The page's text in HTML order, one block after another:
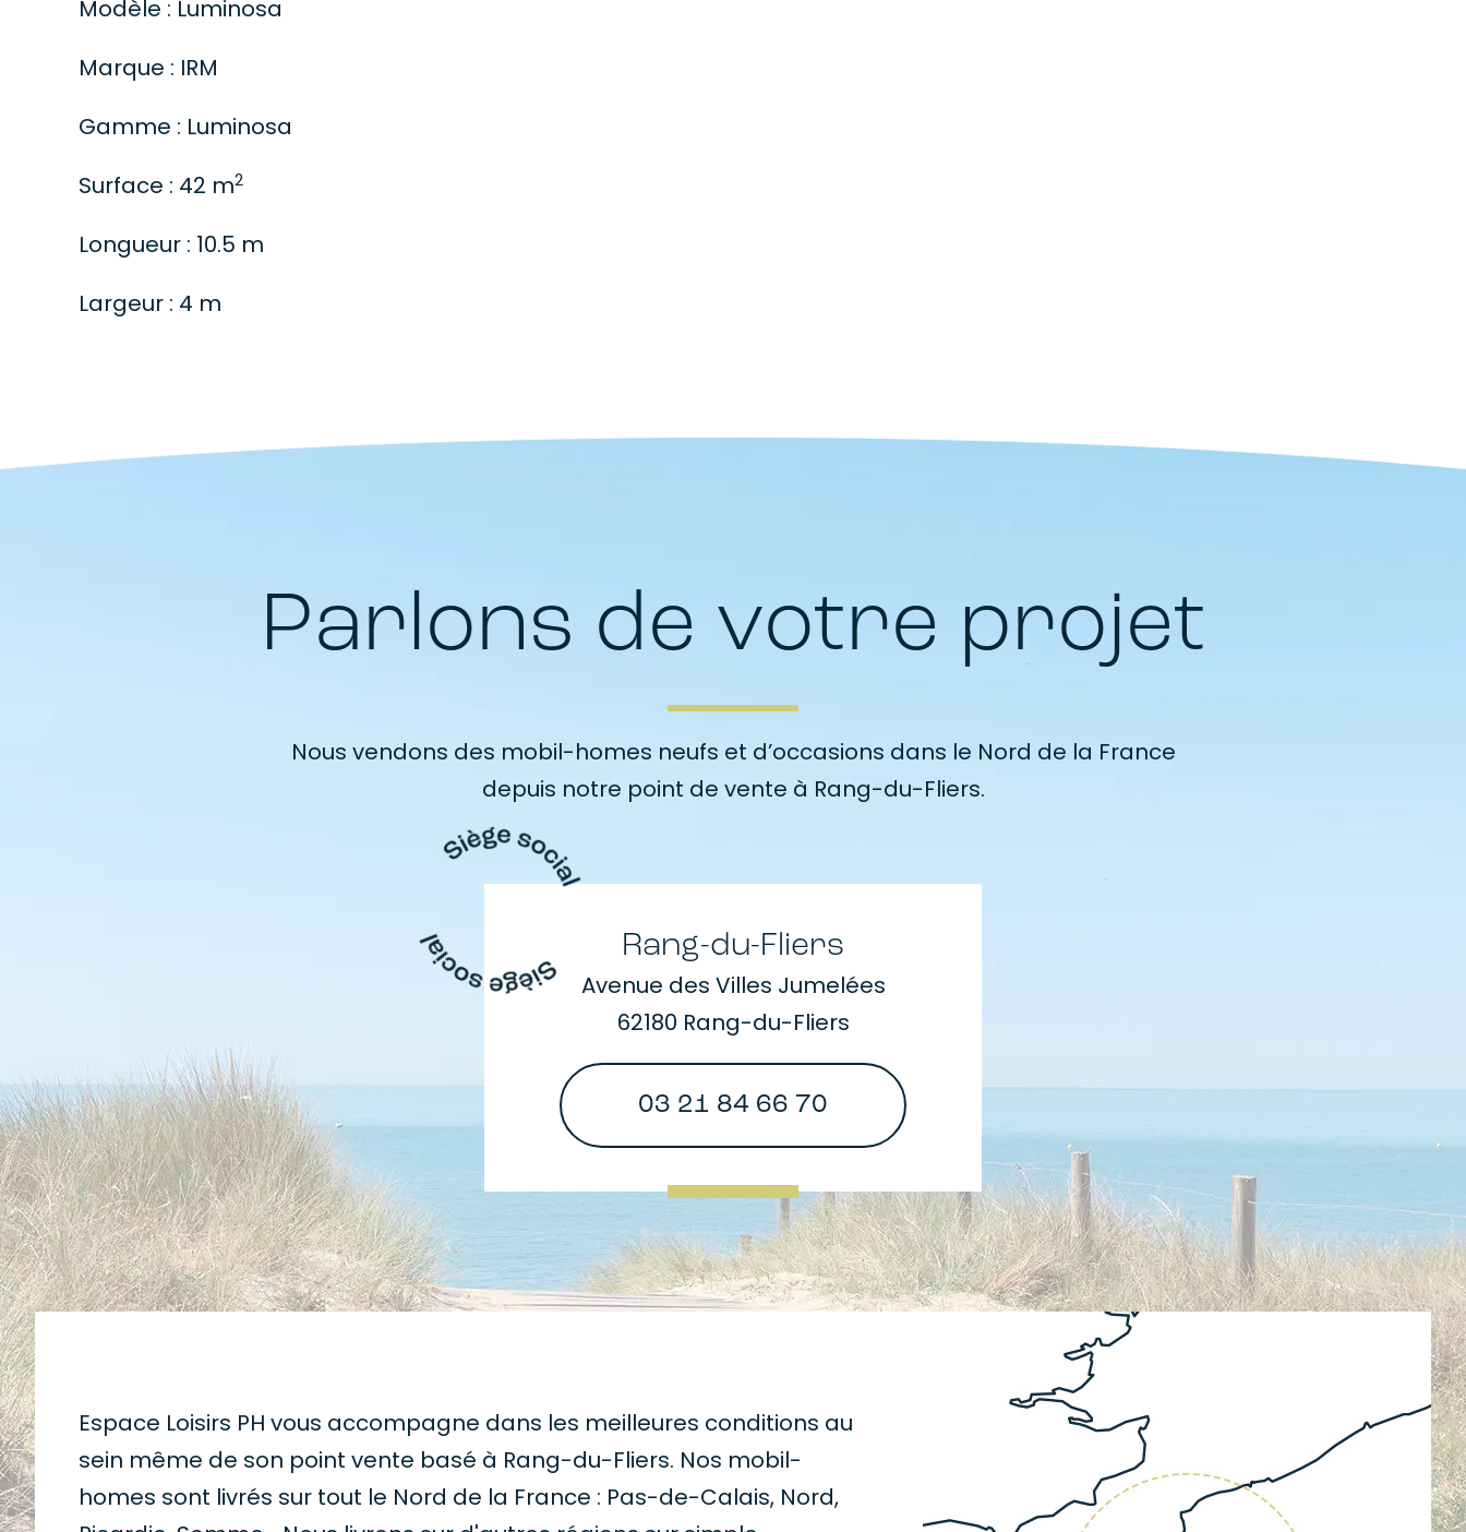
Modèle : Luminosa
Marque : IRM
Gamme : Luminosa
Surface : 42 m2
Longueur : 10.5 m
Largeur : 4 m
Parlons de votre projet
Nous vendons des mobil-homes neufs et d’occasions dans le Nord de la France
depuis notre point de vente à Rang-du-Fliers.
Rang-du-Fliers
Avenue des Villes Jumelées
62180 Rang-du-Fliers
03 21 84 66 70
Espace Loisirs PH vous accompagne dans les meilleures conditions au
sein même de son point vente basé à Rang-du-Fliers. Nos mobil-
homes sont livrés sur tout le Nord de la France : Pas-de-Calais, Nord,